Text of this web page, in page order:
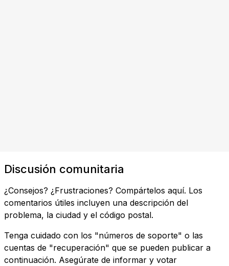
Discusión comunitaria
¿Consejos? ¿Frustraciones? Compártelos aquí. Los
comentarios útiles incluyen una descripción del
problema, la ciudad y el código postal.
Tenga cuidado con los "números de soporte" o las
cuentas de "recuperación" que se pueden publicar a
continuación. Asegúrate de informar y votar